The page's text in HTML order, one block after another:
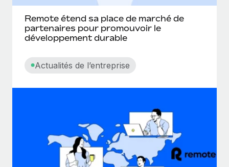
Remote étend sa place de marché de
partenaires pour promouvoir le
développement durable
Actualités de l’entreprise